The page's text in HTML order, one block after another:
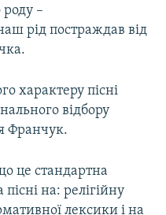
–
рід постраждав від
характеру пісні
відбору
Франчук.
це стандартна
на: релігійну
лексики і на